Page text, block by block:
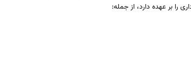
را بر عهده دارد، از جمله: